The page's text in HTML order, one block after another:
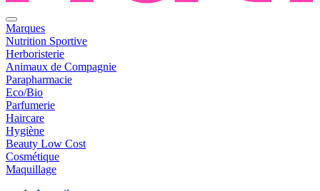
Marques
Nutrition Sportive
Herboristerie
Animaux de Compagnie
Parapharmacie
Eco/Bio
Parfumerie
Haircare
Hygiène
Beauty Low Cost
Cosmétique
Maquillage